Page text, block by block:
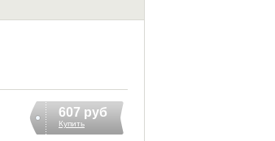
607 руб
Купить